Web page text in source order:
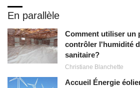
En parallèle
Comment utiliser un
contrôler l'humidité
sanitaire?
Christiane Blanchette
Accueil Énergie